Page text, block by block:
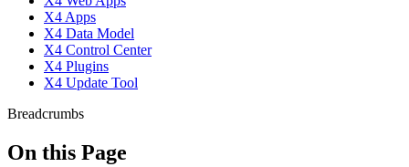
X4 Apps
X4 Data Model
X4 Control Center
X4 Plugins
X4 Update Tool
Breadcrumbs
On this Page